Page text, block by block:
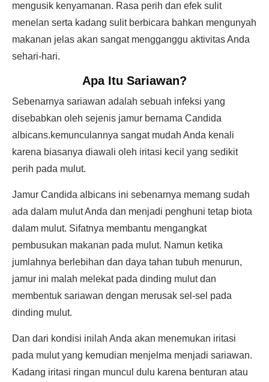
mengusik kenyamanan. Rasa perih dan efek sulit
menelan serta kadang sulit berbicara bahkan mengunyah
makanan jelas akan sangat mengganggu aktivitas Anda
sehari-hari.
Apa Itu Sariawan?
Sebenarnya sariawan adalah sebuah infeksi yang
disebabkan oleh sejenis jamur bernama Candida
albicans.kemunculannya sangat mudah Anda kenali
karena biasanya diawali oleh iritasi kecil yang sedikit
perih pada mulut.
Jamur Candida albicans ini sebenarnya memang sudah
ada dalam mulut Anda dan menjadi penghuni tetap biota
dalam mulut. Sifatnya membantu mengangkat
pembusukan makanan pada mulut. Namun ketika
jumlahnya berlebihan dan daya tahan tubuh menurun,
jamur ini malah melekat pada dinding mulut dan
membentuk sariawan dengan merusak sel-sel pada
dinding mulut.
Dan dari kondisi inilah Anda akan menemukan iritasi
pada mulut yang kemudian menjelma menjadi sariawan.
Kadang iritasi ringan muncul dulu karena benturan atau